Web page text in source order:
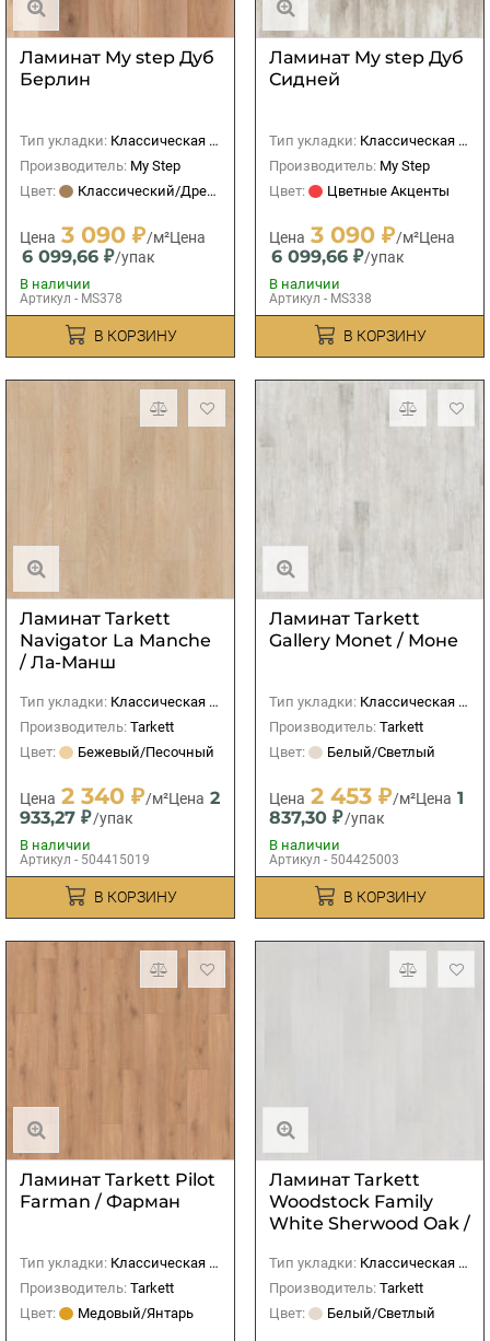
Ламинат My step Дуб
Берлин
Тип укладки: Классическая (прямая)
Производитель: My Step
Цвет:
Классический/Древесный
Цена 3 090 ₽/м²Цена
6 099,66 ₽/упак
В наличии
Артикул - MS378
В КОРЗИНУ
Ламинат My step Дуб
Сидней
Тип укладки: Классическая (прямая)
Производитель: My Step
Цвет:
Цветные Акценты
Цена 3 090 ₽/м²Цена
6 099,66 ₽/упак
В наличии
Артикул - MS338
В КОРЗИНУ
Ламинат Tarkett
Navigator La Manche
/ Ла-Манш
Тип укладки: Классическая (прямая)
Производитель: Tarkett
Цвет:
Бежевый/Песочный
Цена 2 340 ₽/м²Цена 2
933,27 ₽/упак
В наличии
Артикул - 504415019
В КОРЗИНУ
Ламинат Tarkett
Gallery Monet / Моне
Тип укладки: Классическая (прямая)
Производитель: Tarkett
Цвет:
Белый/Светлый
Цена 2 453 ₽/м²Цена 1
837,30 ₽/упак
В наличии
Артикул - 504425003
В КОРЗИНУ
Ламинат Tarkett Pilot
Farman / Фарман
Тип укладки: Классическая (прямая)
Производитель: Tarkett
Цвет:
Медовый/Янтарь
Ламинат Tarkett
Woodstock Family
White Sherwood Oak /
Тип укладки: Классическая (прямая)
Производитель: Tarkett
Цвет:
Белый/Светлый